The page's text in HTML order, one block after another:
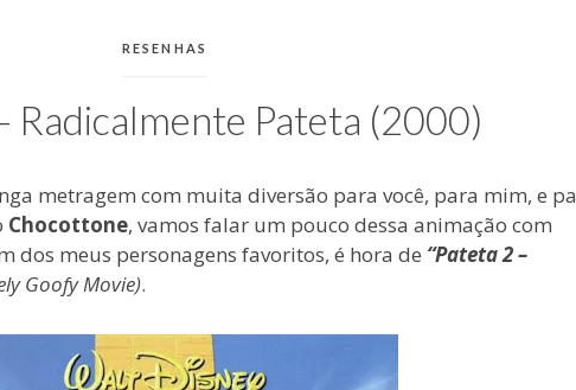
CATEGORIAS:
RESENHAS
Radicalmente Pateta (2000)
metragem com muita diversão para você, para mim, e
Chocottone, vamos falar um pouco dessa animação com
dos meus personagens favoritos, é hora de “Pateta 2 –
Goofy Movie).